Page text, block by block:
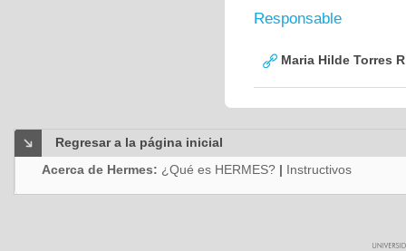
Responsable
Maria Hilde Torres
Regresar a la página inicial
Acerca de Hermes: ¿Qué es HERMES? | Instructivos